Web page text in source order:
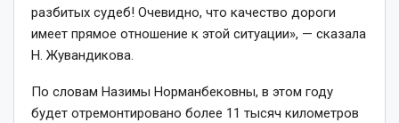
разбитых судеб! Очевидно, что качество дороги
имеет прямое отношение к этой ситуации», — сказала
Н. Жувандикова.
По словам Назимы Норманбековны, в этом году
будет отремонтировано более 11 тысяч километров